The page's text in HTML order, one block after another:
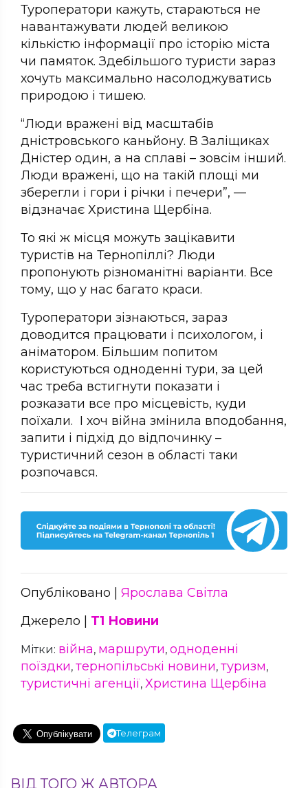
Туроператори кажуть, стараються не
навантажувати людей великою
кількістю інформації про історію міста
чи памяток. Здебільшого туристи зараз
хочуть максимально насолоджуватись
природою і тишею.
“Люди вражені від масштабів
дністровського каньйону. В Заліщиках
Дністер один, а на сплаві – зовсім інший.
Люди вражені, що на такій площі ми
зберегли і гори і річки і печери”, —
відзначає Христина Щербіна.
То які ж місця можуть зацікавити
туристів на Тернопіллі? Люди
пропонують різноманітні варіанти. Все
тому, що у нас багато краси.
Туроператори зізнаються, зараз
доводится працювати і психологом, і
аніматором. Більшим попитом
користуються одноденні тури, за цей
час треба встигнути показати і
розказати все про місцевість, куди
поїхали. І хоч війна змінила вподобання,
запити і підхід до відпочинку –
туристичний сезон в області таки
розпочався.
Опубліковано | Ярослава Світла
Джерело | Т1 Новини
Мітки: війна, маршрути, одноденні
поїздки, тернопільські новини, туризм,
туристичні агенції, Христина Щербіна
Телеграм
ВІД ТОГО Ж АВТОРА